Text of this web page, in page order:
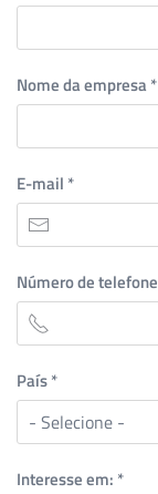
Nome da empresa*
E-mail *
Número de telefone
País*
Interesse em: *